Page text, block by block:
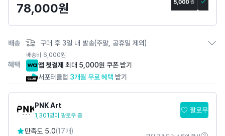
지
78,000원
배송 구매 후 3일 내 발송(주말, 공휴일 제외)
배송비 6,000원
혜택 앱 첫결제 최대 5,000원 쿠폰 받기
서포터클럽 3개월 무료 혜택 받기
PNK Art
1,301명이 팔로우 중
팔로우
만족도 5.0(17개)